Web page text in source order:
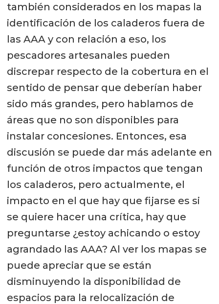
también considerados en los mapas la
identificación de los caladeros fuera de
las AAA y con relación a eso, los
pescadores artesanales pueden
discrepar respecto de la cobertura en el
sentido de pensar que deberían haber
sido más grandes, pero hablamos de
áreas que no son disponibles para
instalar concesiones. Entonces, esa
discusión se puede dar más adelante en
función de otros impactos que tengan
los caladeros, pero actualmente, el
impacto en el que hay que fijarse es si
se quiere hacer una crítica, hay que
preguntarse ¿estoy achicando o estoy
agrandado las AAA? Al ver los mapas se
puede apreciar que se están
disminuyendo la disponibilidad de
espacios para la relocalización de